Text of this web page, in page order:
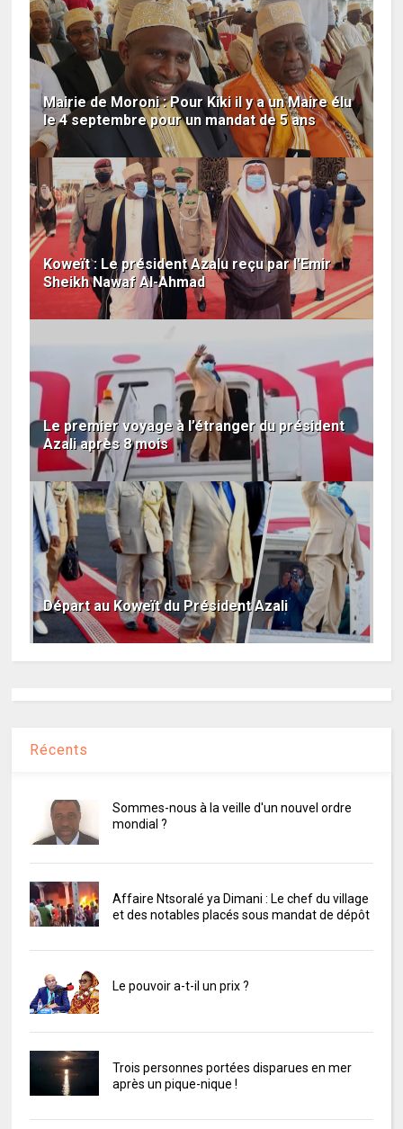
Mairie de Moroni : Pour Kiki il y a un Maire élu
le 4 septembre pour un mandat de 5 ans
Koweït : Le président Azalu reçu par l'Emir
Sheikh Nawaf Al-Ahmad
Le premier voyage à l’étranger du président
Azali après 8 mois
Départ au Koweït du Président Azali
Récents
Sommes-nous à la veille d'un nouvel ordre
mondial ?
Affaire Ntsoralé ya Dimani : Le chef du village
et des notables placés sous mandat de dépôt
Le pouvoir a-t-il un prix ?
Trois personnes portées disparues en mer
après un pique-nique !